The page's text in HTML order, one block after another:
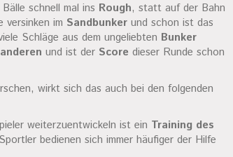
schnell mal ins Rough, statt auf der Bahn
versinken im Sandbunker und schon ist das
Schläge aus dem ungeliebten Bunker
und ist der Score dieser Runde schon
wirkt sich das auch bei den folgenden
weiterzuentwickeln ist ein Training des
bedienen sich immer häufiger der Hilfe